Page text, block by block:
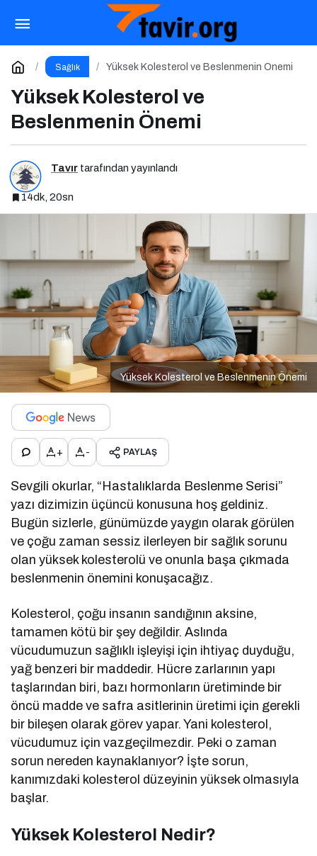
Sağlık Yüksek Kolesterol ve Beslenmenin Önemi
Yüksek Kolesterol ve
Beslenmenin Önemi
Tavır tarafından yayınlandı
14dk, 20sn
Yüksek Kolesterol ve Beslenmenin Önemi
+ - PAYLAŞ
Sevgili okurlar, “Hastalıklarda Beslenme Serisi”
yazı dizimizin üçüncü konusuna hoş geldiniz.
Bugün sizlerle, günümüzde yaygın olarak görülen
ve çoğu zaman sessiz ilerleyen bir sağlık sorunu
olan yüksek kolesterolü ve onunla başa çıkmada
beslenmenin önemini konuşacağız.
Kolesterol, çoğu insanın sandığının aksine,
tamamen kötü bir şey değildir. Aslında
vücudumuzun sağlıklı işleyişi için ihtiyaç duyduğu,
yağ benzeri bir maddedir. Hücre zarlarının yapı
taşlarından biri, bazı hormonların üretiminde bir
öncü madde ve safra asitlerinin üretimi için gerekli
bir bileşen olarak görev yapar. Yani kolesterol,
vücudumuz için vazgeçilmezdir. Peki o zaman
sorun nereden kaynaklanıyor? İşte sorun,
kanımızdaki kolesterol düzeyinin yüksek olmasıyla
başlar.
Yüksek Kolesterol Nedir?
Tansiyon Hastalığında Beslenme
Yorum Yap